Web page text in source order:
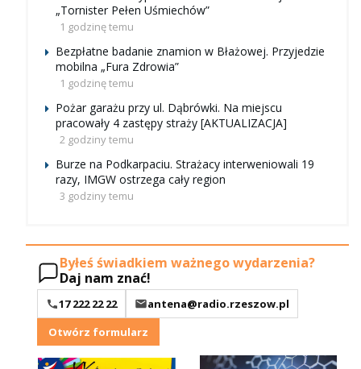
„Tornister Pełen Uśmiechów”
1 godzinę temu
Bezpłatne badanie znamion w Błażowej. Przyjedzie
mobilna „Fura Zdrowia”
1 godzinę temu
Pożar garażu przy ul. Dąbrówki. Na miejscu
pracowały 4 zastępy straży [AKTUALIZACJA]
2 godziny temu
Burze na Podkarpaciu. Strażacy interweniowali 19
razy, IMGW ostrzega cały region
3 godziny temu
Byłeś świadkiem ważnego wydarzenia?
Daj nam znać!
17 222 22 22
antena@radio.rzeszow.pl
Otwórz formularz